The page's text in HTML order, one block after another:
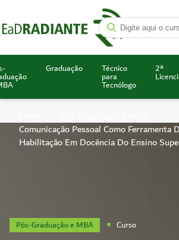
Graduação Técnico
para
Tecnólogo
2ª
Comunicação Pessoal Como Ferramenta
Habilitação Em Docência Do Ensino
Pós-Graduação e MBA Curso